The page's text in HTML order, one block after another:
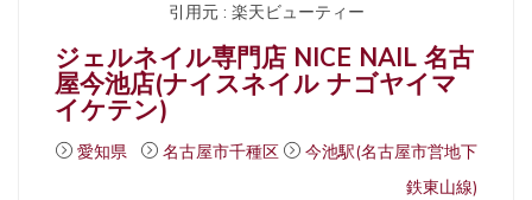
引用元 : 楽天ビューティー
ジェルネイル専門店 NICE NAIL 名古
屋今池店(ナイスネイル ナゴヤイマ
イケテン)
愛知県 名古屋市千種区
今池駅(名古屋市営地下
鉄東山線)